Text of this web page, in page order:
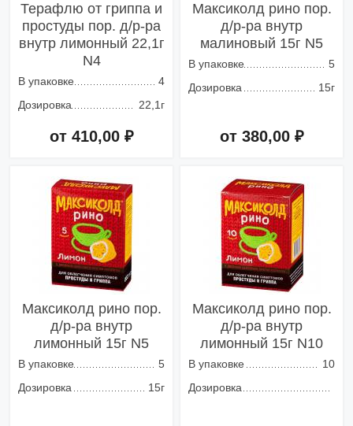
Терафлю от гриппа и
простуды пор. д/р-ра
внутр лимонный 22,1г
N4
В упаковке
4
Дозировка
22,1г
от 410,00 ₽
Максиколд рино пор.
д/р-ра внутр
малиновый 15г N5
В упаковке
5
Дозировка
15г
от 380,00 ₽
Максиколд рино пор.
д/р-ра внутр
лимонный 15г N5
В упаковке
5
Дозировка
15г
Максиколд рино пор.
д/р-ра внутр
лимонный 15г N10
В упаковке
10
Дозировка